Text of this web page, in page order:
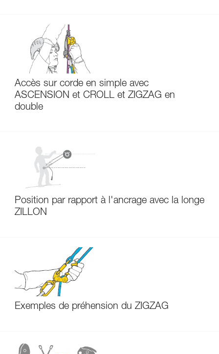
Accès sur corde en simple avec
ASCENSION et CROLL et ZIGZAG en
double
Position par rapport à l'ancrage avec la longe
ZILLON
Exemples de préhension du ZIGZAG